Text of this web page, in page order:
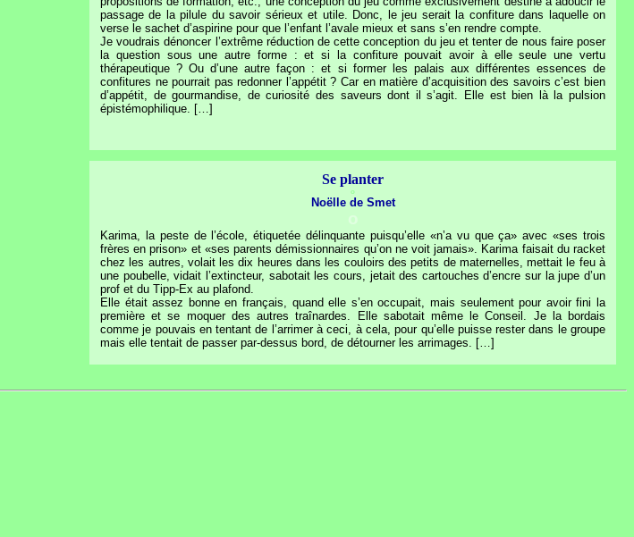
passage de la pilule du savoir sérieux et utile. Donc, le jeu serait la confiture dans laquelle on
verse le sachet d’aspirine pour que l’enfant l’avale mieux et sans s’en rendre compte.
Je voudrais dénoncer l’extrême réduction de cette conception du jeu et tenter de nous faire poser
la question sous une autre forme : et si la confiture pouvait avoir à elle seule une vertu
thérapeutique ? Ou d’une autre façon : et si former les palais aux différentes essences de
confitures ne pourrait pas redonner l’appétit ? Car en matière d’acquisition des savoirs c’est bien
d’appétit, de gourmandise, de curiosité des saveurs dont il s’agit. Elle est bien là la pulsion
épistémophilique. […]
Se planter
o
Noëlle de Smet
Karima, la peste de l’école, étiquetée délinquante puisqu’elle «n’a vu que ça» avec «ses trois
frères en prison» et «ses parents démissionnaires qu’on ne voit jamais». Karima faisait du racket
chez les autres, volait les dix heures dans les couloirs des petits de maternelles, mettait le feu à
une poubelle, vidait l’extincteur, sabotait les cours, jetait des cartouches d’encre sur la jupe d’un
prof et du Tipp-Ex au plafond.
Elle était assez bonne en français, quand elle s’en occupait, mais seulement pour avoir fini la
première et se moquer des autres traînardes. Elle sabotait même le Conseil. Je la bordais
comme je pouvais en tentant de l’arrimer à ceci, à cela, pour qu’elle puisse rester dans le groupe
mais elle tentait de passer par-dessus bord, de détourner les arrimages. […]